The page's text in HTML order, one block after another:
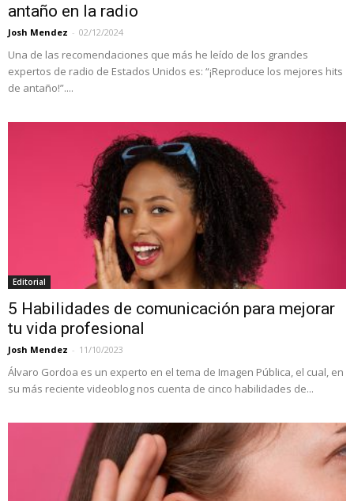
antaño en la radio
Josh Mendez - 02/12/2024
Una de las recomendaciones que más he leído de los grandes
expertos de radio de Estados Unidos es: “¡Reproduce los mejores hits
de antaño!”....
Editorial
5 Habilidades de comunicación para mejorar
tu vida profesional
Josh Mendez - 11/10/2023
Álvaro Gordoa es un experto en el tema de Imagen Pública, el cual, en
su más reciente videoblog nos cuenta de cinco habilidades de...